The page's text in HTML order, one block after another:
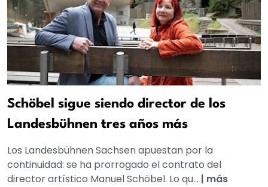
Schöbel sigue siendo director de los
Landesbühnen tres años más
Los Landesbühnen Sachsen apuestan por la
continuidad: se ha prorrogado el contrato del
director artístico Manuel Schöbel. Lo qu... | más